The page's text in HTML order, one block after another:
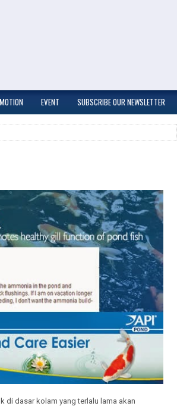
EVENT SUBSCRIBE OUR NEWSLETTER
di dasar kolam yang terlalu lama akan